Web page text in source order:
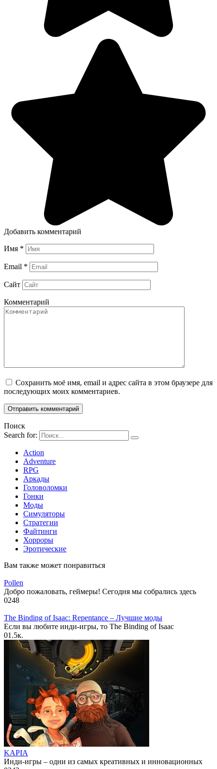
Добавить комментарий
Имя *
Email *
Сайт
Комментарий
Сохранить моё имя, email и адрес сайта в этом браузере для
последующих моих комментариев.
Поиск
Search for:
Action
Adventure
RPG
Аркады
Головоломки
Гонки
Моды
Симуляторы
Стратегии
Файтинги
Хорроры
Эротические
Вам также может понравиться
Pollen
Добро пожаловать, геймеры! Сегодня мы собрались здесь
0248
The Binding of Isaac: Repentance – Лучшие моды
Если вы любите инди-игры, то The Binding of Isaac
01.5к.
KAPIA
Инди-игры – одни из самых креативных и инновационных